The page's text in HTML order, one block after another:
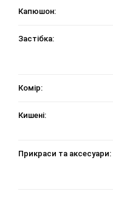
Капюшон:
Застібка:
Комір:
Кишені:
Прикраси та аксесуари: